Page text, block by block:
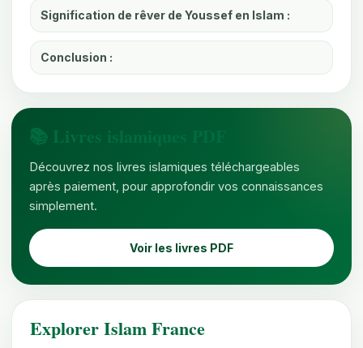
Signification de rêver de Youssef en Islam :
Conclusion :
📚 Livres islamiques PDF
Découvrez nos livres islamiques téléchargeables
après paiement, pour approfondir vos connaissances
simplement.
Voir les livres PDF
Explorer Islam France